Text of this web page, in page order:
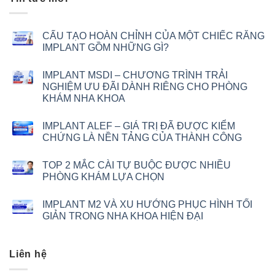
CẤU TẠO HOÀN CHỈNH CỦA MỘT CHIẾC RĂNG
IMPLANT GỒM NHỮNG GÌ?
IMPLANT MSDI – CHƯƠNG TRÌNH TRẢI
NGHIỆM ƯU ĐÃI DÀNH RIÊNG CHO PHÒNG
KHÁM NHA KHOA
IMPLANT ALEF – GIÁ TRỊ ĐÃ ĐƯỢC KIỂM
CHỨNG LÀ NỀN TẢNG CỦA THÀNH CÔNG
TOP 2 MẮC CÀI TỰ BUỘC ĐƯỢC NHIỀU
PHÒNG KHÁM LỰA CHỌN
IMPLANT M2 VÀ XU HƯỚNG PHỤC HÌNH TỐI
GIẢN TRONG NHA KHOA HIỆN ĐẠI
Liên hệ